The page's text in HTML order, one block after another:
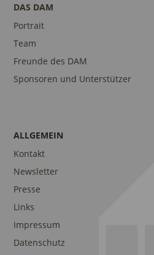
DAS DAM
Portrait
Team
Freunde des DAM
Sponsoren und Unterstützer
ALLGEMEIN
Kontakt
Newsletter
Presse
Links
Impressum
Datenschutz